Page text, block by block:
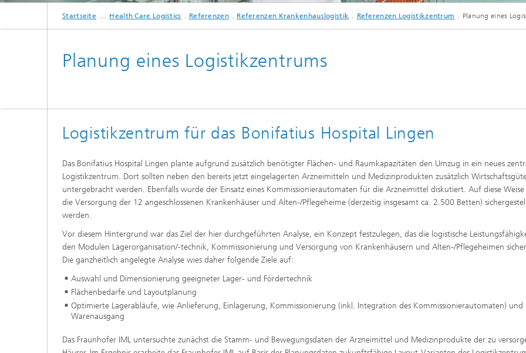
Projekte am Fraunhofer IML - Health Care Logistics
Startseite Health Care Logistics Referenzen Referenzen Krankenhauslogistik Referenzen Logistikzentrum Planung eines
Planung eines Logistikzentrums
Logistikzentrum für das Bonifatius Hospital Lingen
Das Bonifatius Hospital Lingen plante aufgrund zusätzlich benötigter Flächen- und Raumkapazitäten den Umzug in ein neues
Logistikzentrum. Dort sollten neben den bereits jetzt eingelagerten Arzneimitteln und Medizinprodukten zusätzlich
untergebracht werden. Ebenfalls wurde der Einsatz eines Kommissionierautomaten für die Arzneimittel diskutiert. Auf diese Weise
die Versorgung der 12 angeschlossenen Krankenhäuser und Alten-/Pflegeheime (derzeitig insgesamt ca. 2.500 Betten)
werden.
Vor diesem Hintergrund war das Ziel der hier durchgeführten Analyse, ein Konzept festzulegen, das die logistische
den Modulen Lagerorganisation/-technik, Kommissionierung und Versorgung von Krankenhäusern und Alten-/Pflegeheimen
Die ganzheitlich angelegte Analyse wies daher folgende Ziele auf:
Auswahl und Dimensionierung geeigneter Lager- und Fördertechnik
Flächenbedarfe und Layoutplanung
Optimierte Lagerabläufe, wie Anlieferung, Einlagerung, Kommissionierung (inkl. Integration des Kommissionierautomaten) und
Warenausgang
Das Fraunhofer IML untersuchte zunächst die Stamm- und Bewegungsdaten der Arzneimittel und Medizinprodukte der zu